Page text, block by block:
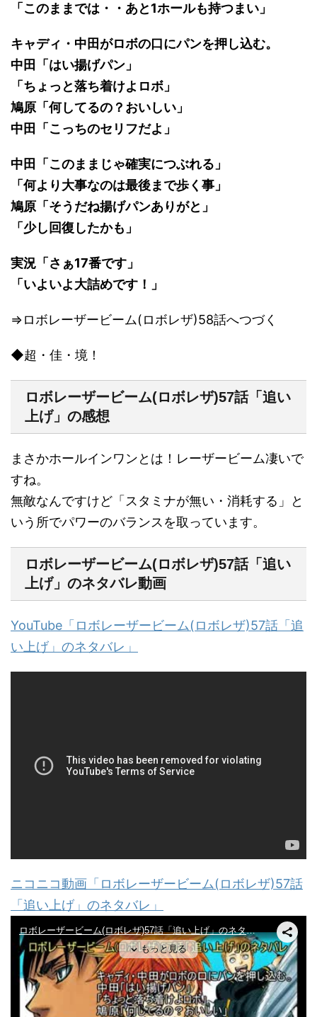
「このままでは・・あと1ホールも持つまい」
キャディ・中田がロボの口にパンを押し込む。
中田「はい揚げパン」
「ちょっと落ち着けよロボ」
鳩原「何してるの？おいしい」
中田「こっちのセリフだよ」
中田「このままじゃ確実につぶれる」
「何より大事なのは最後まで歩く事」
鳩原「そうだね揚げパンありがと」
「少し回復したかも」
実況「さぁ17番です」
「いよいよ大詰めです！」
⇒ロボレーザービーム(ロボレザ)58話へつづく
◆超・佳・境！
ロボレーザービーム(ロボレザ)57話「追い
上げ」の感想
まさかホールインワンとは！レーザービーム凄いで
すね。
無敵なんですけど「スタミナが無い・消耗する」と
いう所でパワーのバランスを取っています。
ロボレーザービーム(ロボレザ)57話「追い
上げ」のネタバレ動画
YouTube「ロボレーザービーム(ロボレザ)57話「追
い上げ」のネタバレ」
ニコニコ動画「ロボレーザービーム(ロボレザ)57話
「追い上げ」のネタバレ」